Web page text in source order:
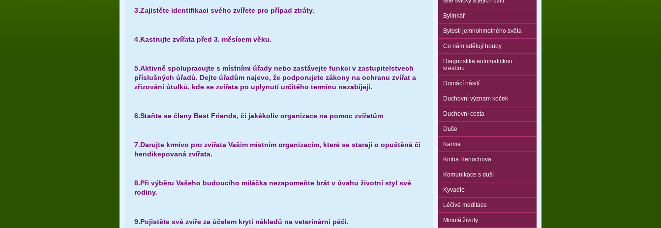
3.Zajistěte identifikaci svého zvířete pro případ ztráty.
4.Kastrujte zvířata před 3. měsícem věku.
5.Aktivně spolupracujte s místními úřady nebo zastávejte funkci v zastupitelstvech
příslušných úřadů. Dejte úřadům najevo, že podporujete zákony na ochranu zvířat a
zřizování útulků, kde se zvířata po uplynutí určitého termínu nezabíjejí.
6.Staňte se členy Best Friends, či jakékoliv organizace na pomoc zvířatům
7.Darujte krmivo pro zvířata Vašim místním organizacím, které se starají o opuštěná či
hendikepovaná zvířata.
8.Při výběru Vašeho budoucího miláčka nezapomeňte brát v úvahu životní styl své
rodiny.
9.Pojistěte své zvíře za účelem krytí nákladů na veterinární péči.
Bylinkář
Bytosti jemnohmotného světa
Co nám sdělují houby
Diagnostika automatickou
kresbou
Domácí násilí
Duchovní význam koček
Duchovní cesta
Duše
Karma
Kniha Henochova
Komunikace s duší
Kyvadlo
Léčivé meditace
Minulé životy